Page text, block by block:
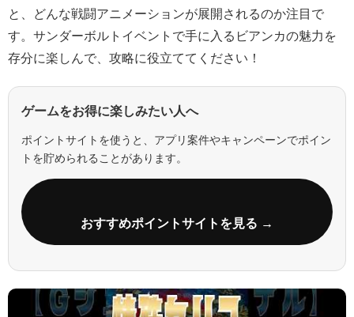
と、どんな戦闘アニメーションが展開されるのか注目で
す。サンダーボルトイベントで手に入るビアンカの魅力を
存分に楽しんで、攻略に役立ててください！
ゲームをお得に楽しみたい人へ
ポイントサイトを使うと、アプリ案件やキャンペーンでポイン
トを貯められることがあります。
おすすめポイントサイトを見る →